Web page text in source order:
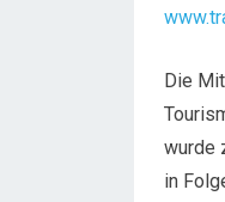
Die
wurde
in